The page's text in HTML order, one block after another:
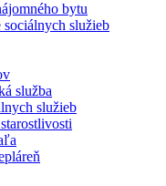
bytu
služieb
služba
služieb